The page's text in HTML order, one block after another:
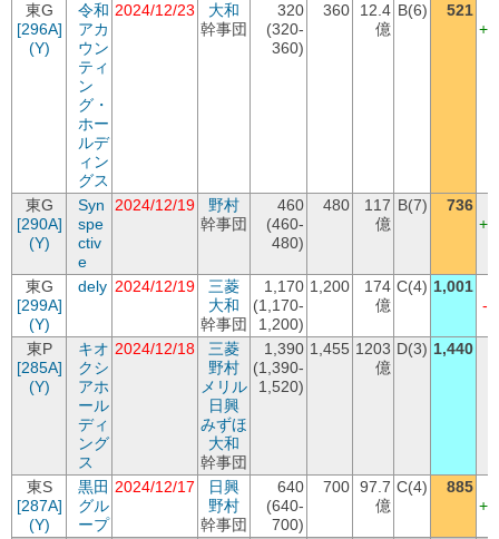
東G
[296A]
(Y)
令和
アカ
ウン
ティ
ン
グ・
ホー
ルデ
ィン
グス
2024/12/23
大和
幹事団
320
(320-
360)
360
12.4
億
B(6) 521
東G
[290A]
(Y)
Syn
spe
ctiv
e
2024/12/19
野村
幹事団
460
(460-
480)
480
117
億
B(7) 736
東G
[299A]
(Y)
dely 2024/12/19
三菱
大和
幹事団
1,170
(1,170-
1,200)
1,200
174
億
C(4) 1,001
-
東P
[285A]
(Y)
キオ
クシ
アホ
ール
ディ
ング
ス
2024/12/18
三菱
野村
メリル
日興
みずほ
大和
幹事団
1,390
(1,390-
1,520)
1,455 1203
億
D(3) 1,440
東S
[287A]
(Y)
黒田
グル
ープ
2024/12/17
日興
野村
幹事団
640
(640-
700)
700 97.7
億
C(4) 885